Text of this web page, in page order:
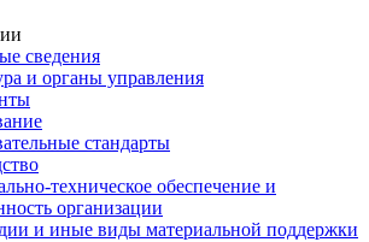
сведения
и органы управления
стандарты
техническое обеспечение и
организации
и иные виды материальной поддержки